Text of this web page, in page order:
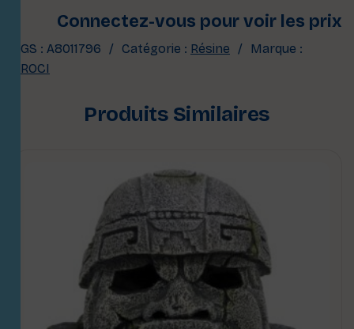
Connectez-vous pour voir les prix
UGS : A8011796 Catégorie : Résine
Marque :
CROCI
Produits Similaires